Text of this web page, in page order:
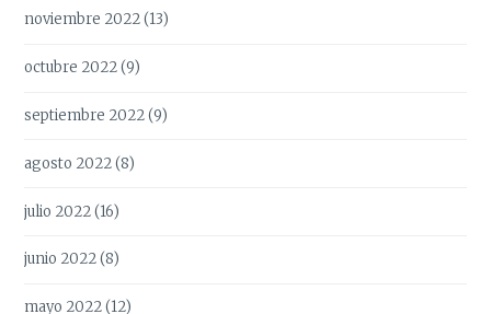
noviembre 2022(13)
octubre 2022(9)
septiembre 2022(9)
agosto 2022(8)
julio 2022(16)
junio 2022(8)
mayo 2022(12)